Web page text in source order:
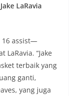
LaRavia
16 assist—
“Jake
terbaik yang
ganti,
yang juga